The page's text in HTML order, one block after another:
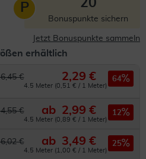
P 20
Bonuspunkte sichern
Jetzt Bonuspunkte sammeln
erhältlich
€ 2,29 €
4.5 Meter (0,51 € / 1 Meter)
64
€ ab 2,99 €
4.5 Meter (0,89 € / 1 Meter)
12
€ ab 3,49 €
4.5 Meter (1,00 € / 1 Meter)
25